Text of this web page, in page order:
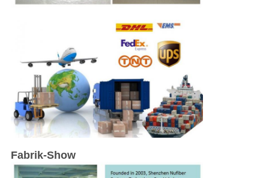
Fabrik-Show